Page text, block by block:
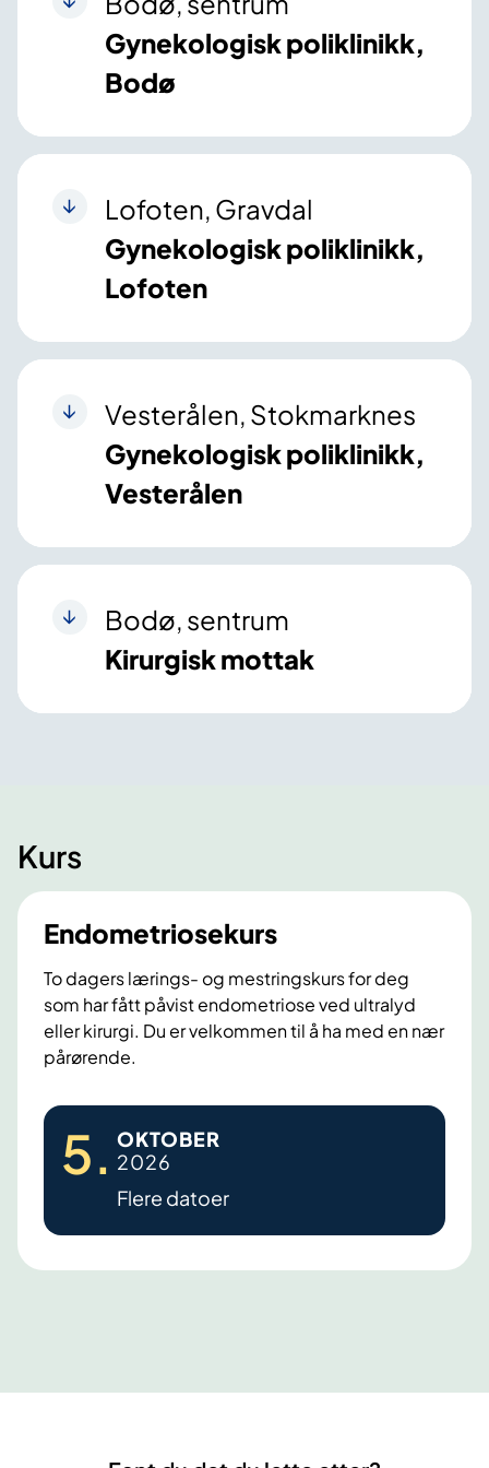
Gynekologisk poliklinikk,
Bodø
Lofoten, Gravdal
Gynekologisk poliklinikk,
Lofoten
Vesterålen, Stokmarknes
Gynekologisk poliklinikk,
Vesterålen
Bodø, sentrum
Kirurgisk mottak
Kurs
Endometriosekurs
To dagers lærings- og mestringskurs for deg
som har fått påvist endometriose ved ultralyd
eller kirurgi. Du er velkommen til å ha med en nær
pårørende.
E
m
e
5. OKTOBER
2026
Flere datoer